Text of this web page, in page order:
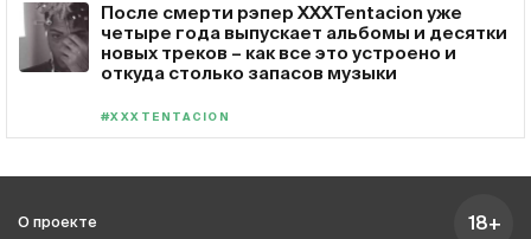
После смерти рэпер XXXTentacion уже
четыре года выпускает альбомы и десятки
новых треков – как все это устроено и
откуда столько запасов музыки
#XXXTENTACION
О проекте 18+